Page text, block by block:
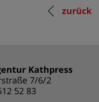
zurück
Kathpress
7/6/2
52 83